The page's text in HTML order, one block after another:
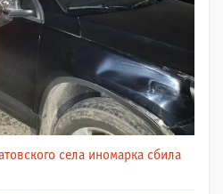
села иномарка сбила